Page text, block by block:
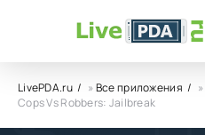
LivePDA.ru »Все приложения »
Cops Vs Robbers: Jailbreak